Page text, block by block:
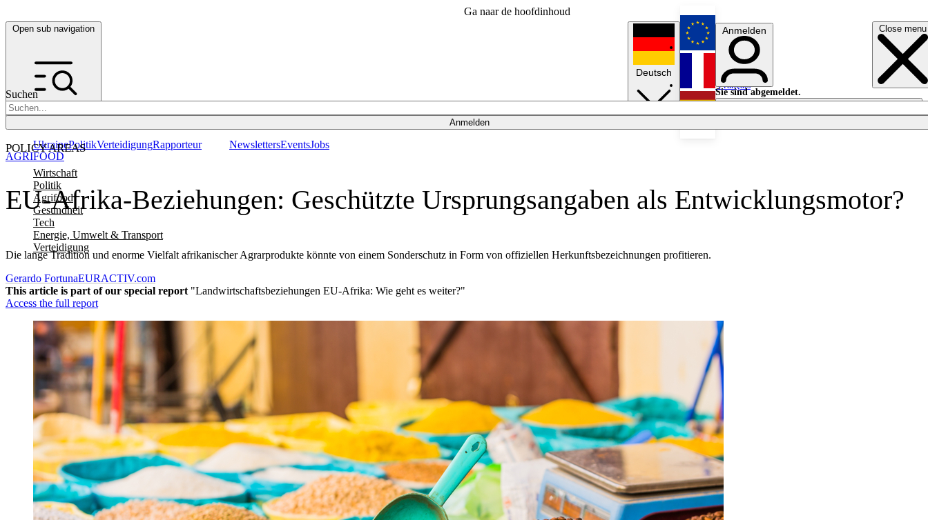
Ga naar de hoofdinhoud
Open sub navigation Close menu
Suchen
Anmelden
POLICY AREAS
Wirtschaft
Politik
Agrifood
Gesundheit
Tech
Energie, Umwelt & Transport
Verteidigung
UkrainePolitikVerteidigungRapporteur NewslettersEventsJobs
Deutsch
English
Français
Anmelden
Sie sind abgemeldet.
Anmelden
Licht aus
EU-Afrika-Beziehungen: Geschützte Ursprungsangaben als Entwicklungsmotor?
Die lange Tradition und enorme Vielfalt afrikanischer Agrarprodukte könnte von einem Sonderschutz in Form von offiziellen Herkunftsbezeichnungen profitieren.
AGRIFOOD
Gerardo FortunaEURACTIV.com
This article is part of our special report "Landwirtschaftsbeziehungen EU-Afrika: Wie geht es weiter?"
Access the full report